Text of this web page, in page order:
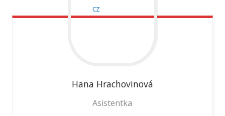
Hana Hrachovinová
Asistentka